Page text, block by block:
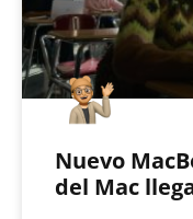
Nuevo
del Mac